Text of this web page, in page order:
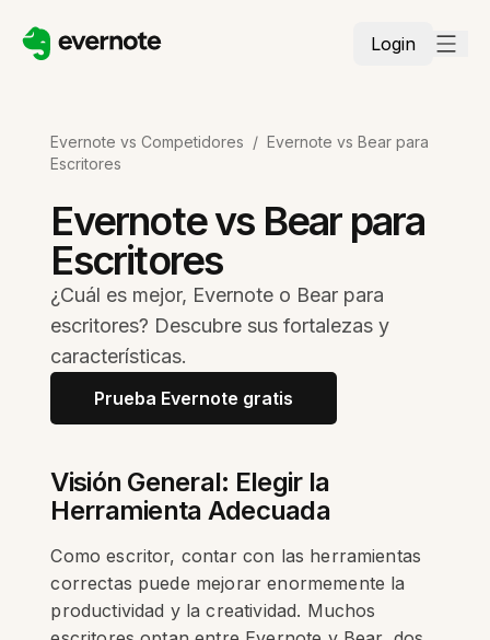
Login
Evernote vs Competidores / Evernote vs Bear para
Escritores
Evernote vs Bear para
Escritores
¿Cuál es mejor, Evernote o Bear para
escritores? Descubre sus fortalezas y
características.
Prueba Evernote gratis
Visión General: Elegir la
Herramienta Adecuada
Como escritor, contar con las herramientas
correctas puede mejorar enormemente la
productividad y la creatividad. Muchos